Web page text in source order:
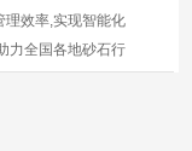
理效率,实现智能化
力全国各地砂石行